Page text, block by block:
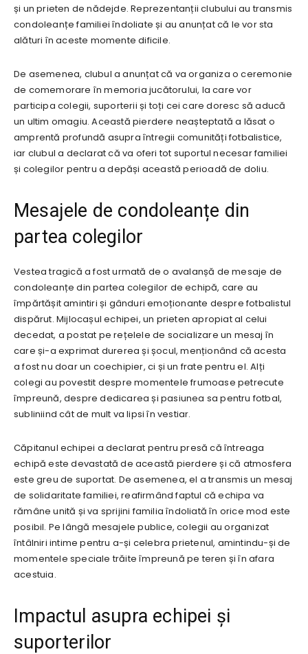
și un prieten de nădejde. Reprezentanții clubului au transmis
condoleanțe familiei îndoliate și au anunțat că le vor sta
alături în aceste momente dificile.
De asemenea, clubul a anunțat că va organiza o ceremonie
de comemorare în memoria jucătorului, la care vor
participa colegii, suporterii și toți cei care doresc să aducă
un ultim omagiu. Această pierdere neașteptată a lăsat o
amprentă profundă asupra întregii comunități fotbalistice,
iar clubul a declarat că va oferi tot suportul necesar familiei
și colegilor pentru a depăși această perioadă de doliu.
Mesajele de condoleanțe din
partea colegilor
Vestea tragică a fost urmată de o avalanșă de mesaje de
condoleanțe din partea colegilor de echipă, care au
împărtășit amintiri și gânduri emoționante despre fotbalistul
dispărut. Mijlocașul echipei, un prieten apropiat al celui
decedat, a postat pe rețelele de socializare un mesaj în
care și-a exprimat durerea și șocul, menționând că acesta
a fost nu doar un coechipier, ci și un frate pentru el. Alți
colegi au povestit despre momentele frumoase petrecute
împreună, despre dedicarea și pasiunea sa pentru fotbal,
subliniind cât de mult va lipsi în vestiar.
Căpitanul echipei a declarat pentru presă că întreaga
echipă este devastată de această pierdere și că atmosfera
este greu de suportat. De asemenea, el a transmis un mesaj
de solidaritate familiei, reafirmând faptul că echipa va
rămâne unită și va sprijini familia îndoliată în orice mod este
posibil. Pe lângă mesajele publice, colegii au organizat
întâlniri intime pentru a-și celebra prietenul, amintindu-și de
momentele speciale trăite împreună pe teren și în afara
acestuia.
Impactul asupra echipei și
suporterilor